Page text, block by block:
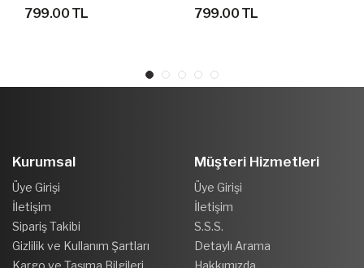
SOCKS 2.0 (3 PCS) 3 ÇİFT
799.00 TL
SOCKS 2.0 (3 PCS) 3 ÇİFT
799.00 TL
Kurumsal
Üye Girişi
İletişim
Sipariş Takibi
Gizlilik ve Kullanım Şartları
Kargo ve Taşıma Bilgileri
Müşteri Hizmetleri
Üye Girişi
İletişim
S.S.S.
Detaylı Arama
Hakkımızda